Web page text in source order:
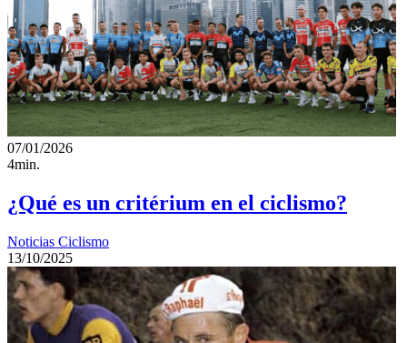
07/01/2026
4min.
¿Qué es un critérium en el ciclismo?
Noticias Ciclismo
13/10/2025